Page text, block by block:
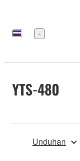
Menu
YTS-480
Unduhan